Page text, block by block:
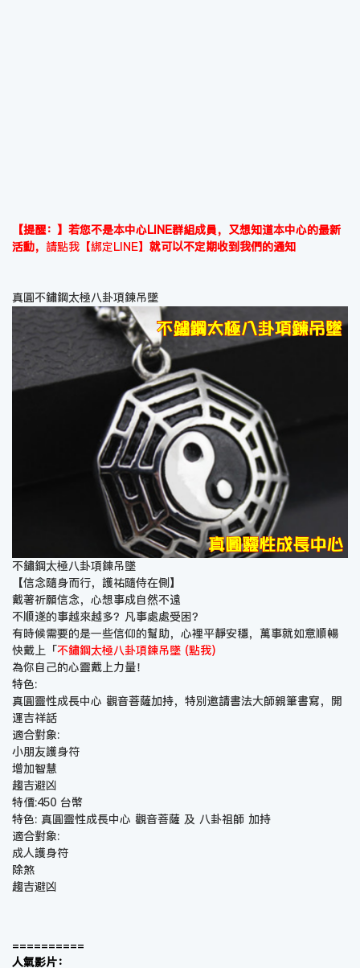
【提醒：】若您不是本中心LINE群組成員，又想知道本中心的最新
活動， 請點我【綁定LINE】 就可以不定期收到我們的通知
真圓不鏽鋼太極八卦項鍊吊墜
不鏽鋼太極八卦項鍊吊墜
【信念隨身而行，護祐隨侍在側】
戴著祈願信念，心想事成自然不遠
不順遂的事越來越多？凡事處處受困？
有時候需要的是一些信仰的幫助，心裡平靜安穩，萬事就如意順暢
快戴上「不鏽鋼太極八卦項鍊吊墜 (點我)
為你自己的心靈戴上力量！
特色:
真圓靈性成長中心 觀音菩薩加持，特別邀請書法大師親筆書寫，開
運吉祥話
適合對象:
小朋友護身符
增加智慧
趨吉避凶
特價:450 台幣
特色: 真圓靈性成長中心 觀音菩薩 及 八卦祖師 加持
適合對象:
成人護身符
除煞
趨吉避凶
==========
人氣影片：